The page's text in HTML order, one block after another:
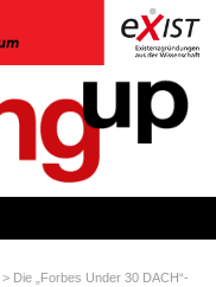
> Die „Forbes Under 30 DACH“-